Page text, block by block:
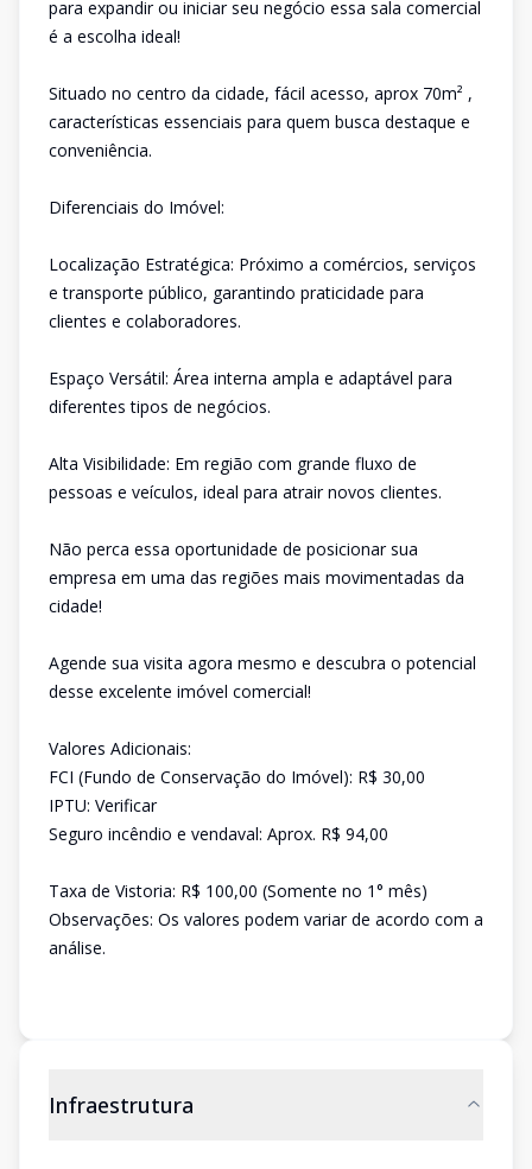
para expandir ou iniciar seu negócio essa sala comercial
é a escolha ideal!
Situado no centro da cidade, fácil acesso, aprox 70m² ,
características essenciais para quem busca destaque e
conveniência.
Diferenciais do Imóvel:
Localização Estratégica: Próximo a comércios, serviços
e transporte público, garantindo praticidade para
clientes e colaboradores.
Espaço Versátil: Área interna ampla e adaptável para
diferentes tipos de negócios.
Alta Visibilidade: Em região com grande fluxo de
pessoas e veículos, ideal para atrair novos clientes.
Não perca essa oportunidade de posicionar sua
empresa em uma das regiões mais movimentadas da
cidade!
Agende sua visita agora mesmo e descubra o potencial
desse excelente imóvel comercial!
Valores Adicionais:
FCI (Fundo de Conservação do Imóvel): R$ 30,00
IPTU: Verificar
Seguro incêndio e vendaval: Aprox. R$ 94,00
Taxa de Vistoria: R$ 100,00 (Somente no 1° mês)
Observações: Os valores podem variar de acordo com a
análise.
Infraestrutura